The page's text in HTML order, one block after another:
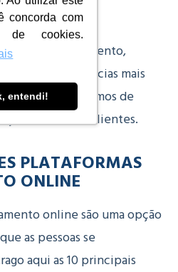
concorda com
cookies.
entendi!
do relacionamento,
com as tendências mais
para aumentarmos de
dos nossos clientes.
PLATAFORMAS
ONLINE
online são uma opção
as pessoas se
aqui as 10 principais